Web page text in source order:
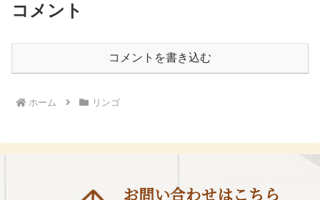
コメント
コメントを書き込む
ホーム リンゴ
お問い合わせはこちら